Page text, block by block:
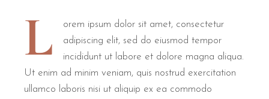
L
orem ipsum dolor sit amet, consectetur
adipiscing elit, sed do eiusmod tempor
incididunt ut labore et dolore magna aliqua.
Ut enim ad minim veniam, quis nostrud exercitation
ullamco laboris nisi ut aliquip ex ea commodo